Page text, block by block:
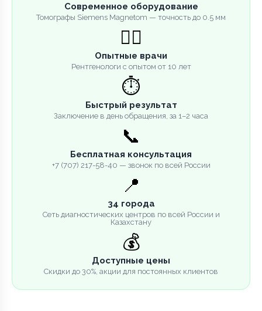
Современное оборудование
Томографы Siemens Magnetom — точность до 0.5 мм
👨‍⚕️
Опытные врачи
Рентгенологи с опытом от 10 лет
⏱️
Быстрый результат
Заключение в день обращения, за 1–2 часа
📞
Бесплатная консультация
+7 (707) 217-58-40 — звонок по всей России
📍
34 города
Сеть диагностических центров по всей России и
Казахстану
💰
Доступные цены
Скидки до 30%, акции для постоянных клиентов